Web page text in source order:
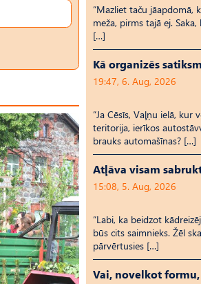
“Mazliet taču jāapdomā,
meža, pirms tajā ej.
[…]
Kā organizēs
19:47, 6. Aug, 2026
“Ja Cēsīs, Vaļņu ielā, kur
teritorija, ierīkos
brauks automašīnas? […]
Atļāva visam
15:08, 5. Aug, 2026
“Labi, ka beidzot
būs cits saimnieks. Žēl
pārvērtusies […]
Vai, novelkot